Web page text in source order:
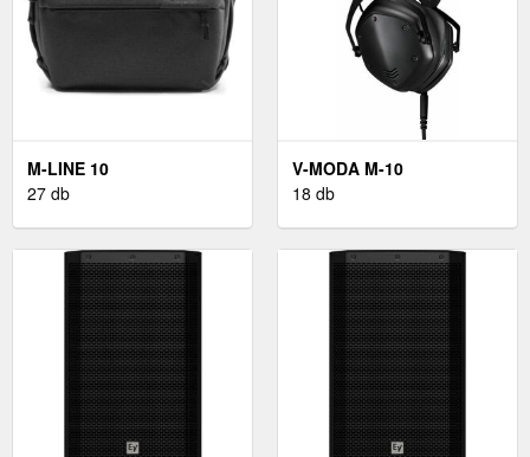
M-LINE 10
27 db
V-MODA M-10
18 db